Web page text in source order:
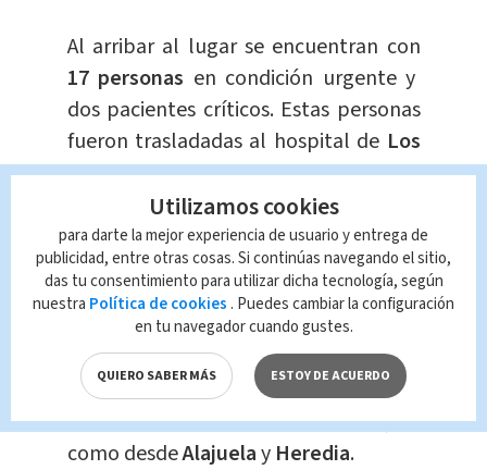
Al arribar al lugar se encuentran con
17 personas en condición urgente y
dos pacientes críticos. Estas personas
fueron trasladadas al hospital de Los
Chilesjunto a otra persona que fue
remitida encondición estable.
La magnitud de la situación obligó a
realizar un amplio despliegue de
ambulancias y cuerpos de rescate, con
nueve ambulanciasmovilizadas al
epicentro del percance provenientes
de otros sectores de la Zona Norte, así
como desdeAlajuelay Heredia.
Utilizamos cookies
para darte la mejor experiencia de usuario y entrega de
publicidad, entre otras cosas. Si continúas navegando el sitio,
das tu consentimiento para utilizar dicha tecnología, según
nuestra Política de cookies . Puedes cambiar la configuración
en tu navegador cuando gustes.
QUIERO SABER MÁS ESTOY DE ACUERDO